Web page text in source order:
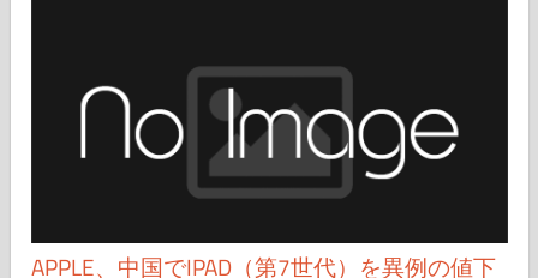
APPLE、中国でIPAD（第7世代）を異例の値下